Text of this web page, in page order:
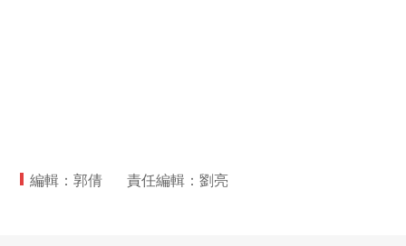
編輯：郭倩 責任編輯：劉亮